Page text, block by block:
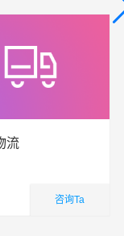
流
咨询Ta